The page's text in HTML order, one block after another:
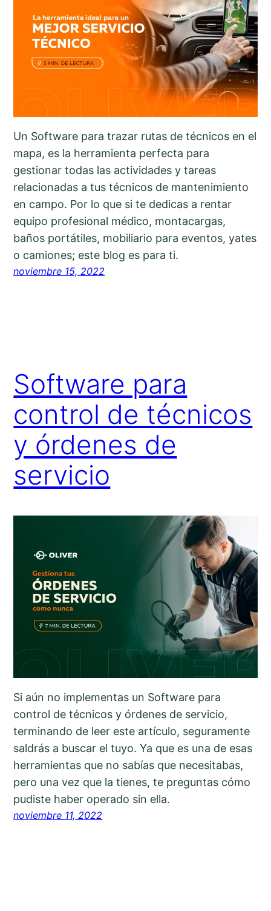
Un Software para trazar rutas de técnicos en el
mapa, es la herramienta perfecta para
gestionar todas las actividades y tareas
relacionadas a tus técnicos de mantenimiento
en campo. Por lo que si te dedicas a rentar
equipo profesional médico, montacargas,
baños portátiles, mobiliario para eventos, yates
o camiones; este blog es para ti.
noviembre 15, 2022
Software para
control de técnicos
y órdenes de
servicio
Si aún no implementas un Software para
control de técnicos y órdenes de servicio,
terminando de leer este artículo, seguramente
saldrás a buscar el tuyo. Ya que es una de esas
herramientas que no sabías que necesitabas,
pero una vez que la tienes, te preguntas cómo
pudiste haber operado sin ella.
noviembre 11, 2022